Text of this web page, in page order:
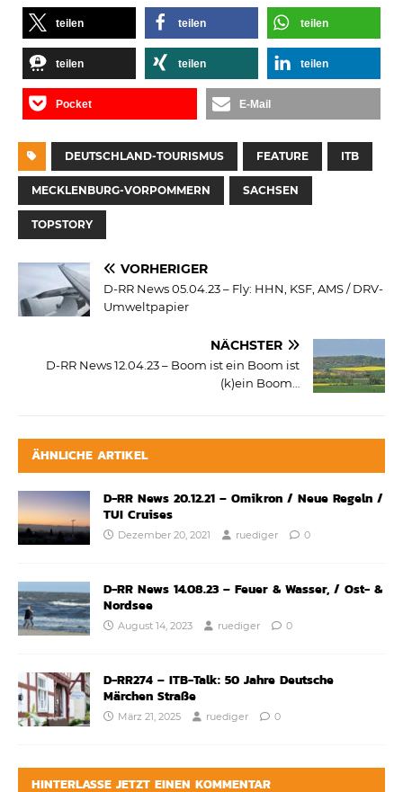
teilen teilen teilen
teilen teilen teilen
Pocket E-Mail
DEUTSCHLAND-TOURISMUS FEATURE ITB
MECKLENBURG-VORPOMMERN SACHSEN
TOPSTORY
VORHERIGER
D-RR News 05.04.23 – Fly: HHN, KSF, AMS / DRV-
Umweltpapier
NÄCHSTER
D-RR News 12.04.23 – Boom ist ein Boom ist
(k)ein Boom…
ÄHNLICHE ARTIKEL
D-RR News 20.12.21 – Omikron / Neue Regeln /
TUI Cruises
Dezember 20, 2021 ruediger 0
D-RR News 14.08.23 – Feuer & Wasser, / Ost- &
Nordsee
August 14, 2023 ruediger 0
D-RR274 – ITB-Talk: 50 Jahre Deutsche
Märchen Straße
März 21, 2025 ruediger 0
HINTERLASSE JETZT EINEN KOMMENTAR